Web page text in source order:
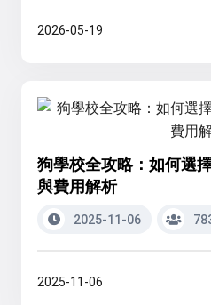
2026-05-19
狗學校全攻略：如何選
與費用解析
2025-11-06
2025-11-06